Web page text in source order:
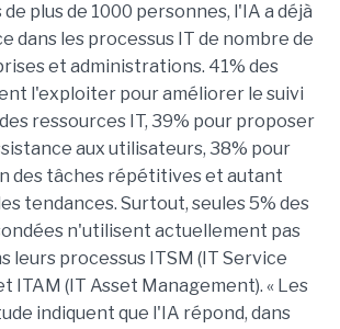
plus de 1000 personnes, l'IA a déjà
dans les processus IT de nombre de
et administrations. 41% des
l'exploiter pour améliorer le suivi
ressources IT, 39% pour proposer
aux utilisateurs, 38% pour
des tâches répétitives et autant
tendances. Surtout, seules 5% des
n'utilisent actuellement pas
leurs processus ITSM (IT Service
ITAM (IT Asset Management). « Les
indiquent que l'IA répond, dans